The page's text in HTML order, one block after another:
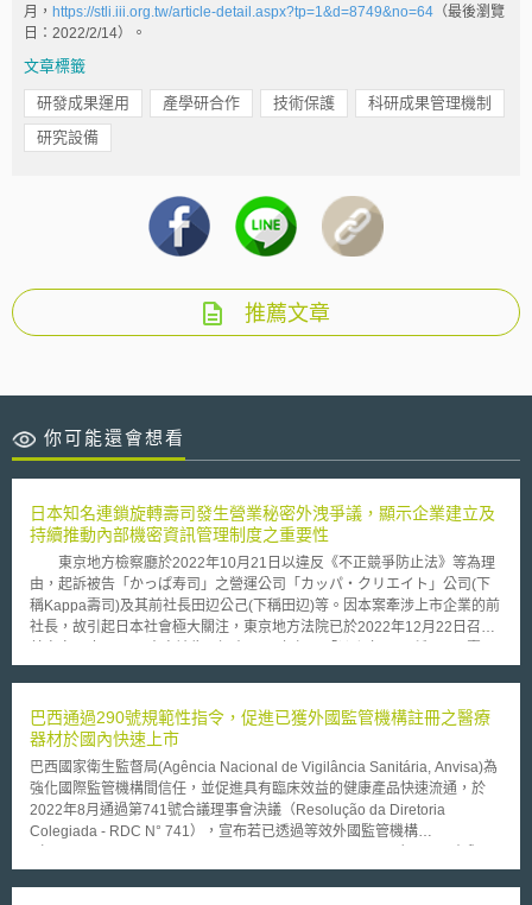
月， https://stli.iii.org.tw/article-detail.aspx?tp=1&d=8749&no=64 （最後瀏覽
日：2022/2/14）。
文章標籤
研發成果運用 產學研合作 技術保護
科研成果管理機制
研究設備
推薦文章
你可能還會想看
日本知名連鎖旋轉壽司發生營業秘密外洩爭議，顯示企業建立及
持續推動內部機密資訊管理制度之重要性
東京地方檢察廳於2022年10月21日以違反《不正競爭防止法》等為理
由，起訴被告「かっぱ寿司」之營運公司「カッパ・クリエイト」公司(下
稱Kappa壽司)及其前社長田辺公己(下稱田辺)等。因本案牽涉上市企業的前
社長，故引起日本社會極大關注，東京地方法院已於2022年12月22日召開
司)」之母公司，並於2014年到2017年間擔任Hama壽司董事；嗣後在2020
職前後數月間，持續透過不正當方式，取得Hama壽司之食材成本及其供應
商等資訊，同時更指示仍任職於Kappa壽司之部屬製作Kappa壽司與Hama
壽司之成本對照表，並以郵件方式提供被告，被告再於Kappa壽司內部使
用。 雖然Kappa壽司嗣後發表公開聲明，強調並無跡象顯示該公司曾
依據相關成本對照表，進行開發新產品或更換批發商等措施，但田辺在審理
庭上，已承認指控，而且在被捕時，曾坦言行為動機為希望提高業績。
對於本案，有日本輿論指出海外因應人員轉職較頻繁，對於機密資訊之
為必須符合營業秘密之法定要件，始受《不正競爭防止法》之保護，故強調
巴西通過290號規範性指令，促進已獲外國監管機構註冊之醫療
器材於國內快速上市
巴西國家衛生監督局(Agência Nacional de Vigilância Sanitária, Anvisa)為
強化國際監管機構間信任，並促進具有臨床效益的健康產品快速流通，於
2022年8月通過第741號合議理事會決議（Resolução da Diretoria
Colegiada - RDC N° 741），宣布若已透過等效外國監管機構
Anvisa一致之監管方式的外國監管機構–認定符合公認之品質、安全性和有